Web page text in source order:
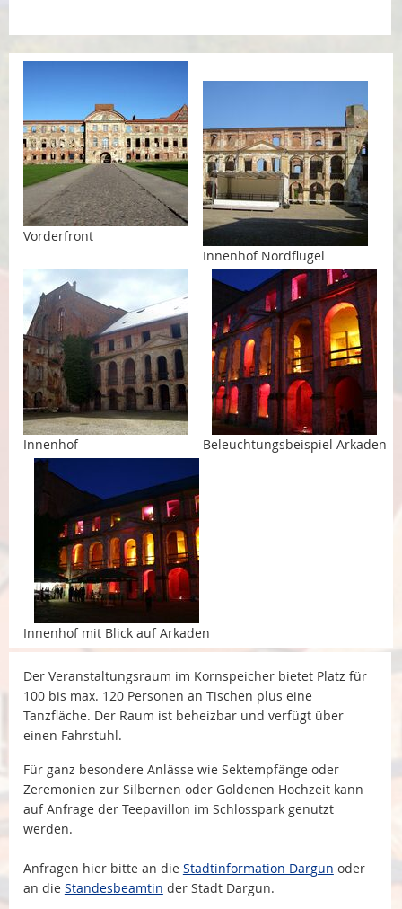
Vorderfront
Innenhof Nordflügel
Innenhof Beleuchtungsbeispiel Arkaden
Innenhof mit Blick auf Arkaden
Der Veranstaltungsraum im Kornspeicher bietet Platz für
100 bis max. 120 Personen an Tischen plus eine
Tanzfläche. Der Raum ist beheizbar und verfügt über
einen Fahrstuhl.
Für ganz besondere Anlässe wie Sektempfänge oder
Zeremonien zur Silbernen oder Goldenen Hochzeit kann
auf Anfrage der Teepavillon im Schlosspark genutzt
werden.
Anfragen hier bitte an die Stadtinformation Dargun oder
an die Standesbeamtin der Stadt Dargun.